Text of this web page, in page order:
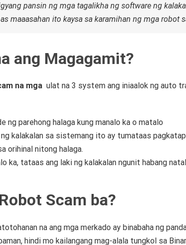
pansin ng mga tagalikha ng software ng
maaasahan ito kaysa sa karamihan ng mga robot
ang Magagamit?
na mga ulat na 3 system ang iniaalok ng auto
ng parehong halaga kung manalo ka o matalo
ng kalakalan sa sistemang ito ay tumataas
orihinal nitong halaga.
ka, tataas ang laki ng kalakalan ngunit habang
Scam ba?
na ang mga merkado ay binabaha ng
hindi mo kailangang mag-alala tungkol sa